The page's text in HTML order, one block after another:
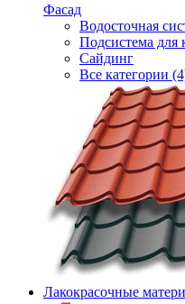
Фасад
Водосточная
Подсистема для
Сайдинг
Все категории
Лакокрасочные